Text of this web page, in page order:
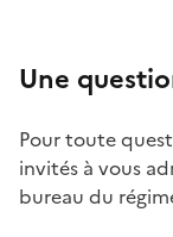
Une
Pour toute
invités à vous
bureau du